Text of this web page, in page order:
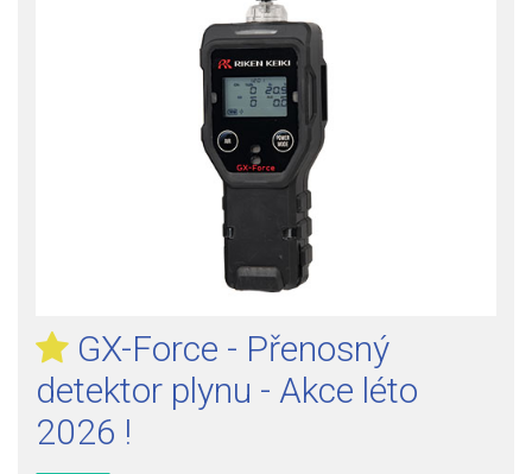
GX-Force - Přenosný
detektor plynu - Akce léto
2026 !